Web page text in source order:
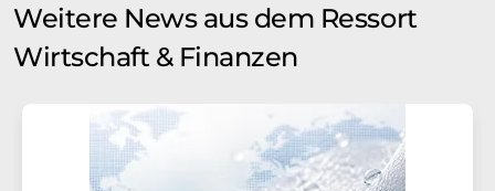
Weitere News aus dem Ressort
Wirtschaft & Finanzen